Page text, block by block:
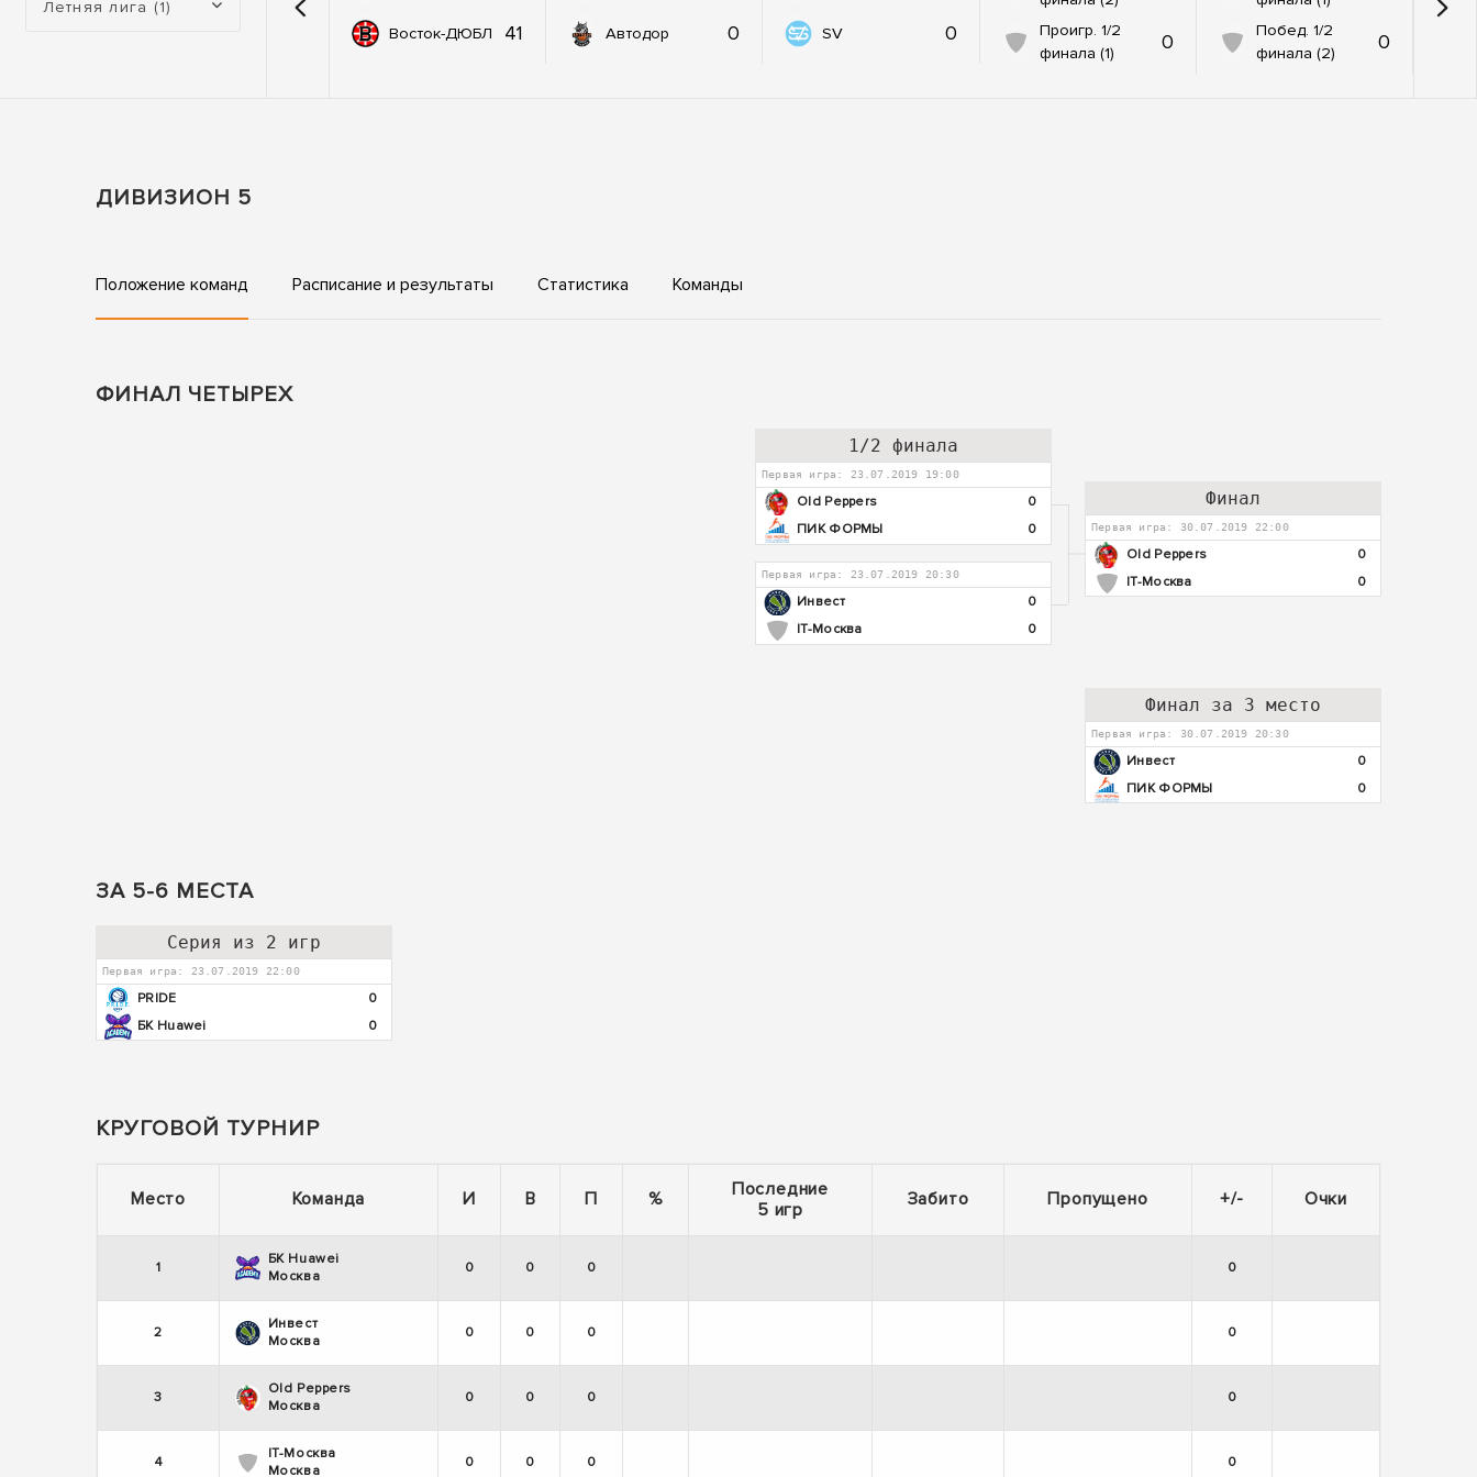
Летняя лига (1)
Восток-ДЮБЛ 41 Автодор 0 SV 0
Проигр. 1/2
финала (1)
0
Побед. 1/2
финала (2)
0
ДИВИЗИОН 5
Положение команд Расписание и результаты Статистика Команды
ФИНАЛ ЧЕТЫРЕХ
1/2 финала
Первая игра: 23.07.2019 19:00
Old Peppers
0
ПИК ФОРМЫ
0
Первая игра: 23.07.2019 20:30
Инвест
0
IT-Москва
0
Финал
Первая игра: 30.07.2019 22:00
Old Peppers
0
IT-Москва
0
Финал за 3 место
Первая игра: 30.07.2019 20:30
Инвест
0
ПИК ФОРМЫ
0
ЗА 5-6 МЕСТА
Серия из 2 игр
Первая игра: 23.07.2019 22:00
PRIDE
0
БК Huawei
0
КРУГОВОЙ ТУРНИР
Место Команда И В П %
Последние
5 игр
Забито Пропущено +/- Очки
1
БК Huawei
Москва
0 0 0 0
2
Инвест
Москва
0 0 0 0
3
Old Peppers
Москва
0 0 0 0
4
IT-Москва
Москва
0 0 0 0